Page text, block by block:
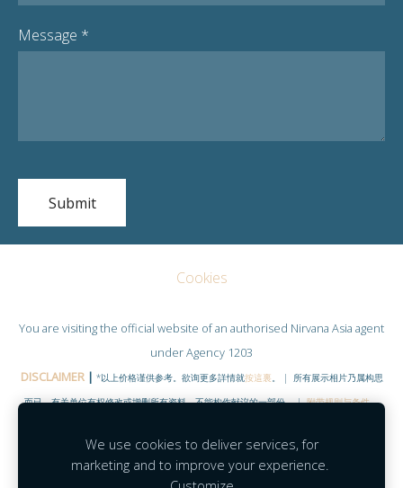
Message *
Cookies
You are visiting the official website of an authorised Nirvana Asia agent
under Agency 1203
DISCLAIMER| *以上价格谨供参考。欲询更多詳情就按這裏 。 | 所有展示相片乃属构思
而已，有关单位有权修改或增删所有资料。不能构作献议的一部份。 |附带规则与条件。
Facebook |Contact
We use cookies to deliver services, for
marketing and to improve your experience.